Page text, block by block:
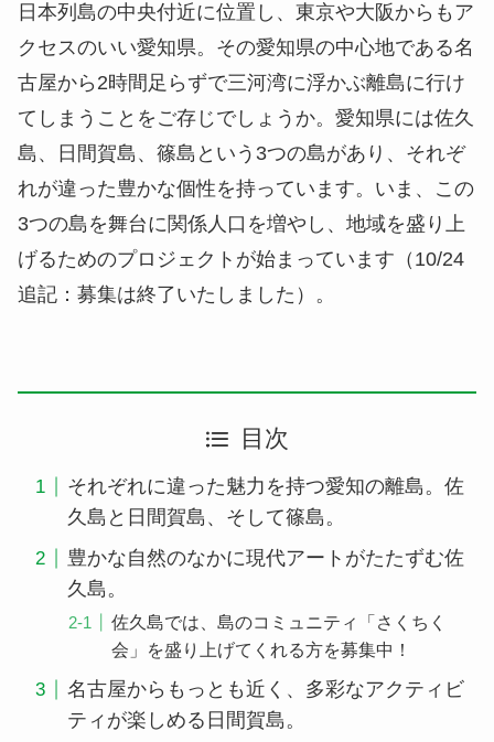
日本列島の中央付近に位置し、東京や大阪からもア
クセスのいい愛知県。その愛知県の中心地である名
古屋から2時間足らずで三河湾に浮かぶ離島に行け
てしまうことをご存じでしょうか。愛知県には佐久
島、日間賀島、篠島という3つの島があり、それぞ
れが違った豊かな個性を持っています。いま、この
3つの島を舞台に関係人口を増やし、地域を盛り上
げるためのプロジェクトが始まっています（10/24
追記：募集は終了いたしました）。
目次
それぞれに違った魅力を持つ愛知の離島。佐
久島と日間賀島、そして篠島。
豊かな自然のなかに現代アートがたたずむ佐
久島。
佐久島では、島のコミュニティ「さくちく
会」を盛り上げてくれる方を募集中！
名古屋からもっとも近く、多彩なアクティビ
ティが楽しめる日間賀島。